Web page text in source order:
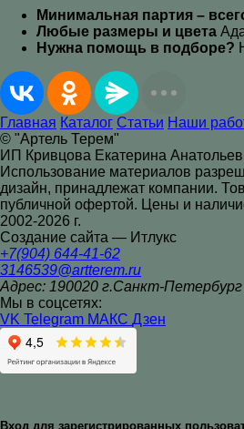
Минимальная партия –
Любые размеры и цвета
Нужна помощь в подборе?
Главная Каталог Статьи Наши
© "Артель Терем"
ИП Кривцова Екатерина
Использование материалов
дизайн, принадлежат компании.
публичной офертой. Цены и
2002-2026 г.
Создание сайта — Итлукс
+7(904) 644-41-62
3146539@artterem.ru
Адрес: 190020 г.Санкт-
Мы в соцсетях:
VK Telegram МАКС Дзен
Вход для зарегистрированных